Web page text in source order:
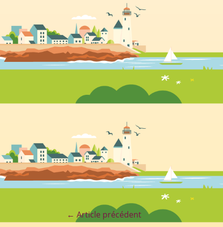
←Article précédent